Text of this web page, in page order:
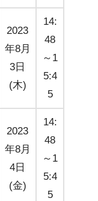
2023
年8月
3日
(木)
14:
48
～1
5:4
5
2023
年8月
4日
(金)
14:
48
～1
5:4
5